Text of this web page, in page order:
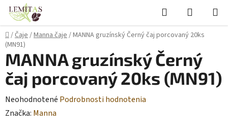
Prejsť
obsah
Hľadať
KOŠÍK
Domov
/Čaje/Manna čaje/MANNA gruzínský Černý čaj porcovaný 20ks
(MN91)
MANNA gruzínský Černý
čaj porcovaný 20ks (MN91)
Priemerné
hodnotenie
Neohodnotené Podrobnosti hodnotenia
Značka: Manna